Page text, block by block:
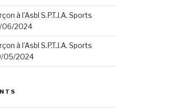
à l’Asbl S.P.T.J.A. Sports
06/2024
à l’Asbl S.P.T.J.A. Sports
05/2024